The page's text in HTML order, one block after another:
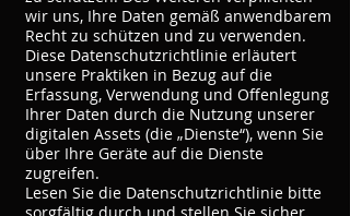
wir uns, Ihre Daten gemäß anwendbarem
Recht zu schützen und zu verwenden.
Diese Datenschutzrichtlinie erläutert
unsere Praktiken in Bezug auf die
Erfassung, Verwendung und Offenlegung
Ihrer Daten durch die Nutzung unserer
digitalen Assets (die „Dienste“), wenn Sie
über Ihre Geräte auf die Dienste
zugreifen.
Lesen Sie die Datenschutzrichtlinie bitte